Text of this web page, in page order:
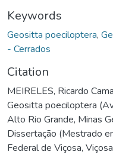
Keywords
Geositta poeciloptera,
- Cerrados
Citation
MEIRELES, Ricardo
Geositta poeciloptera
Alto Rio Grande, Minas
Dissertação (Mestrado
Federal de Viçosa,